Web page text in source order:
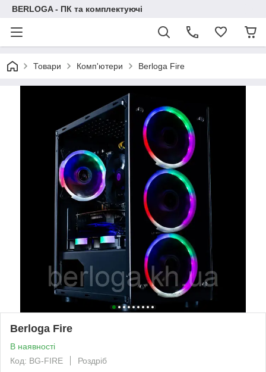
BERLOGA - ПК та комплектуючі
Товари Комп'ютери Berloga Fire
Berloga Fire
В наявності
Код: BG-FIRE
Роздріб